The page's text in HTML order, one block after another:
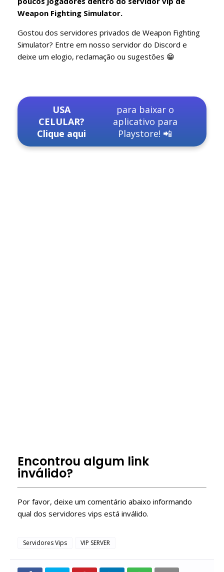
Weapon Fighting Simulator.
Gostou dos servidores privados de Weapon Fighting
Simulator? Entre em nosso servidor do Discord e
deixe um elogio, reclamação ou sugestões 😁
USA
CELULAR?
Clique aqui
para baixar o
aplicativo para
Playstore! 📲
Encontrou algum link
inválido?
Por favor, deixe um comentário abaixo informando
qual dos servidores vips está inválido.
Servidores Vips VIP SERVER